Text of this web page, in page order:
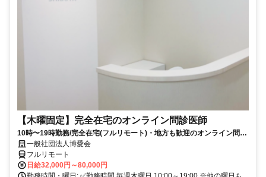
【木曜固定】完全在宅のオンライン問診医師
10時〜19時勤務/完全在宅(フルリモート)・地方も歓迎のオンライン問診
業務一般社団法人博愛会
フルリモート
日給32,000円～80,000円